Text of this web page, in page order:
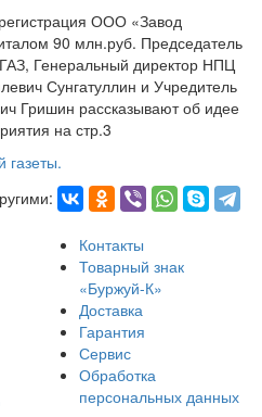
ООО «Завод
90 млн.руб. Председатель
Генеральный директор НПЦ
Сунгатуллин и Учредитель
Гришин рассказывают об идее
на стр.3
газеты.
Контакты
Товарный знак
«Буржуй-К»
Доставка
Гарантия
Сервис
Обработка
персональных данных